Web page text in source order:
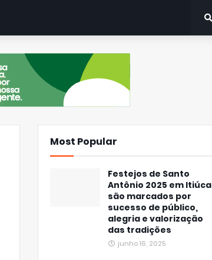
Most Popular
Festejos de Santo
Antônio 2025 em Itiúca
são marcados por
sucesso de público,
alegria e valorização
das tradições
junho 16, 2025